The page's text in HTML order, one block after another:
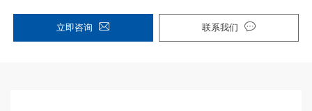
立即咨询 联系我们